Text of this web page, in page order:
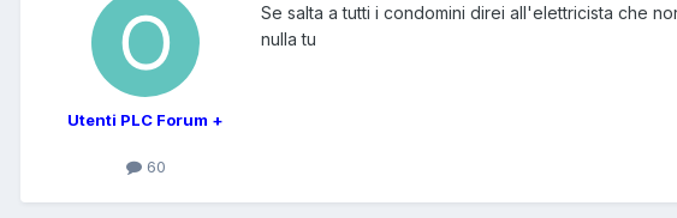
Utenti PLC Forum +
60
Se salta a tutti i condomini direi all'elettricista che
nulla tu